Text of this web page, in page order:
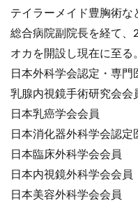
テイラーメイド豊胸術な
総合病院副院長を経て
オカを開設し現在に至る。
日本外科学会認定・専門
乳腺内視鏡手術研究会会
日本乳癌学会会員
日本消化器外科学会認定
日本臨床外科学会会員
日本内視鏡外科学会会員
日本美容外科学会会員